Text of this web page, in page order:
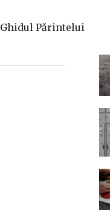
Ghidul Părintelui